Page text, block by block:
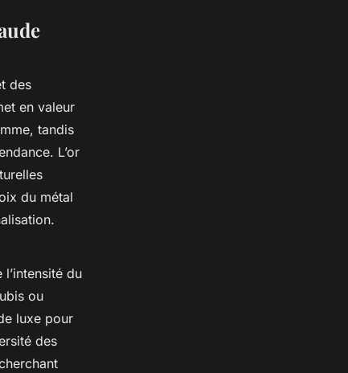
des
en valeur
tandis
L’or
du métal
du
ou
luxe pour
des